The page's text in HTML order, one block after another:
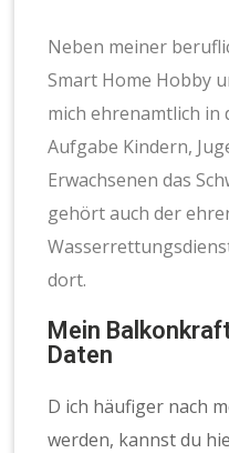
Neben meiner
Smart Home Hobby
mich ehrenamtlich in
Aufgabe Kindern,
Erwachsenen das
gehört auch der
dort.
Mein
Daten
D ich häufiger nach
werden, kannst du